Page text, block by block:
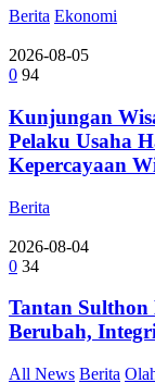
Berita Ekonomi
2026-08-05
0 94
Kunjungan
Pelaku Usaha
Kepercayaan
Berita
2026-08-04
0 34
Tantan
Berubah,
All News Berita